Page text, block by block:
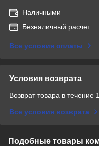
Наличными
Безналичный расчет
Все условия оплаты
Условия возврата
Возврат товара в течение
Все условия возврата
Подобные товары